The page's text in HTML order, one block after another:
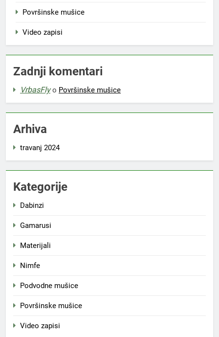
Površinske mušice
Video zapisi
Zadnji komentari
VrbasFlyo Površinske mušice
Arhiva
travanj 2024
Kategorije
Dabinzi
Gamarusi
Materijali
Nimfe
Podvodne mušice
Površinske mušice
Video zapisi